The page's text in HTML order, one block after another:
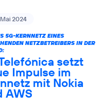
2024
5G-KERNNETZ EINES
NETZBETREIBERS IN DER
setzt
Impulse im
mit Nokia
AWS